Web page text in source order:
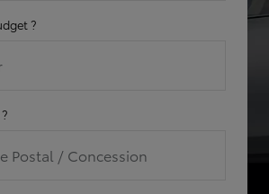
?
Postal / Concession